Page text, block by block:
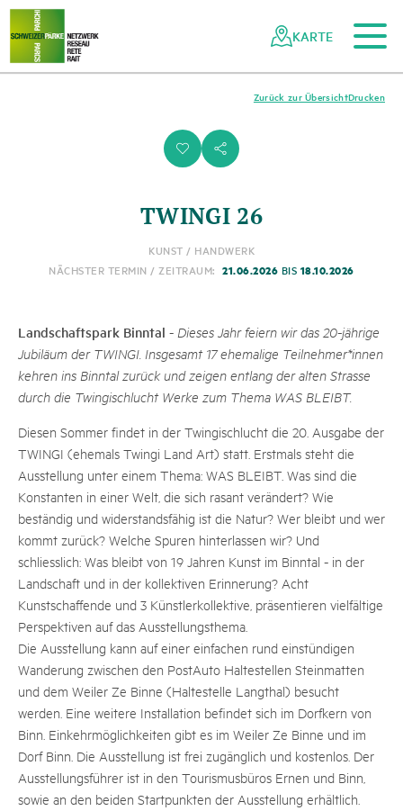
Navigieren
Netzwerk
Schweizer
Schnellnavigation
Zum Hauptinhalt
Zur mobilen Navigation
Zur Suche
Zum Fussbereich
Zur Sitemap
KARTE
i s
Drucken
Zurück zur Übersicht
TWINGI 26
KUNST / HANDWERK
NÄCHSTER TERMIN / ZEITRAUM: 21.06.2026 BIS 18.10.2026
Landschaftspark Binntal - Dieses Jahr feiern wir das 20-jährige
Jubiläum der TWINGI. Insgesamt 17 ehemalige Teilnehmer*innen
kehren ins Binntal zurück und zeigen entlang der alten Strasse
durch die Twingischlucht Werke zum Thema WAS BLEIBT.
Diesen Sommer findet in der Twingischlucht die 20. Ausgabe der
TWINGI (ehemals Twingi Land Art) statt. Erstmals steht die
Ausstellung unter einem Thema: WAS BLEIBT. Was sind die
Konstanten in einer Welt, die sich rasant verändert? Wie
beständig und widerstandsfähig ist die Natur? Wer bleibt und wer
kommt zurück? Welche Spuren hinterlassen wir? Und
schliesslich: Was bleibt von 19 Jahren Kunst im Binntal - in der
Landschaft und in der kollektiven Erinnerung? Acht
Kunstschaffende und 3 Künstlerkollektive, präsentieren vielfältige
Perspektiven auf das Ausstellungsthema.
Die Ausstellung kann auf einer einfachen rund einstündigen
Wanderung zwischen den PostAuto Haltestellen Steinmatten
und dem Weiler Ze Binne (Haltestelle Langthal) besucht
werden. Eine weitere Installation befindet sich im Dorfkern von
Binn. Einkehrmöglichkeiten gibt es im Weiler Ze Binne und im
Dorf Binn. Die Ausstellung ist frei zugänglich und kostenlos. Der
Ausstellungsführer ist in den Tourismusbüros Ernen und Binn,
sowie an den beiden Startpunkten der Ausstellung erhältlich.